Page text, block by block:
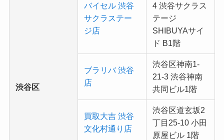
渋谷区
バイセル 渋谷
サクラステー
ジ店
4 渋谷サクラス
テージ
SHIBUYAサイ
ド B1階
ブラリバ 渋谷
店
渋谷区神南1-
21-3 渋谷神南
共同ビル1階
買取大吉 渋谷
文化村通り店
渋谷区道玄坂2
丁目25-10 小田
原屋ビル 1階